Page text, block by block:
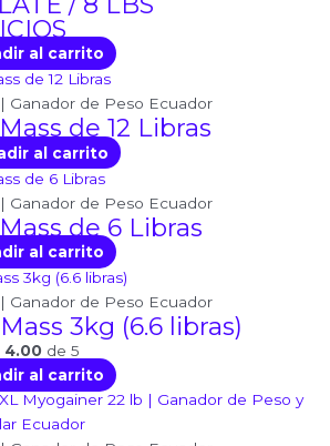
al carrito
Ganador de Peso Ecuador
de 12 Libras
al carrito
Ganador de Peso Ecuador
de 6 Libras
al carrito
Ganador de Peso Ecuador
3kg (6.6 libras)
4.00 de 5
al carrito